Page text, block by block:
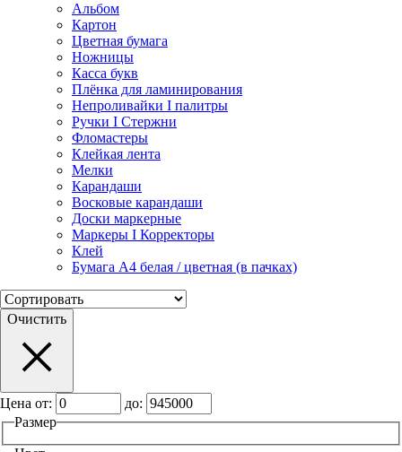
Альбом
Картон
Цветная бумага
Ножницы
Касса букв
Плёнка для ламинирования
Непроливайки I палитры
Ручки I Стержни
Фломастеры
Клейкая лента
Мелки
Карандаши
Восковые карандаши
Доски маркерные
Маркеры I Корректоры
Клей
Бумага А4 белая / цветная (в пачках)
Очистить
Цена от:
до:
Размер